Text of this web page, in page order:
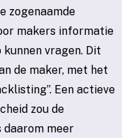
zogenaamde
makers informatie
vragen. Dit
de maker, met het
Een actieve
zou de
daarom meer